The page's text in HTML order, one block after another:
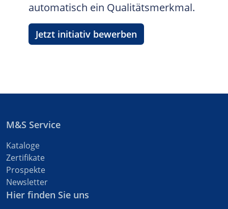
automatisch ein Qualitätsmerkmal.
Jetzt initiativ bewerben
M&S Service
Kataloge
Zertifikate
Prospekte
Newsletter
Hier finden Sie uns